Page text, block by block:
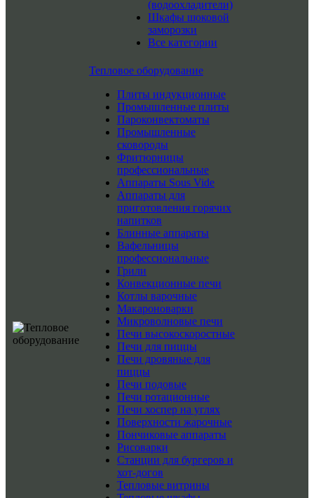
(водоохладители)
Шкафы шоковой
заморозки
Все категории
Тепловое оборудование
Плиты индукционные
Промышленные плиты
Пароконвектоматы
Промышленные
сковороды
Фритюрницы
профессиональные
Аппараты Sous Vide
Аппараты для
приготовления горячих
напитков
Блинные аппараты
Вафельницы
профессиональные
Грили
Конвекционные печи
Котлы варочные
Макароноварки
Микроволновые печи
Печи высокоскоростные
Печи для пиццы
Печи дровяные для
пиццы
Печи подовые
Печи ротационные
Печи хоспер на углях
Поверхности жарочные
Пончиковые аппараты
Рисоварки
Станции для бургеров и
хот-догов
Тепловые витрины